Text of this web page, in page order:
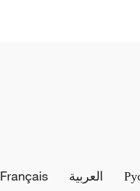
Français العربية